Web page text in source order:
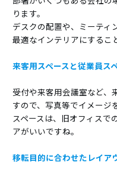
ります。
デスクの配置や、ミーティ
最適なインテリアにするこ
来客用スペースと従業員ス
受付や来客用会議室など、
すので、写真等でイメージ
スペースは、旧オフィスで
アがいいですね。
移転目的に合わせたレイア